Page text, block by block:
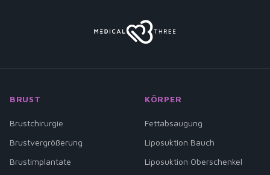
BRUST
Brustchirurgie
Brustvergrößerung
Brustimplantate
KÖRPER
Fettabsaugung
Liposuktion Bauch
Liposuktion Oberschenkel